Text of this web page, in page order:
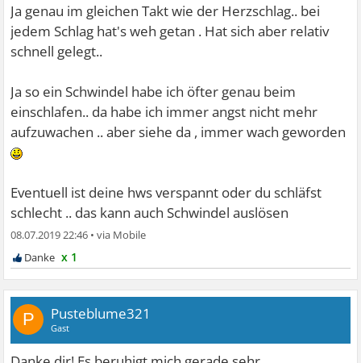
Ja genau im gleichen Takt wie der Herzschlag.. bei
jedem Schlag hat's weh getan . Hat sich aber relativ
schnell gelegt..
Ja so ein Schwindel habe ich öfter genau beim
einschlafen.. da habe ich immer angst nicht mehr
aufzuwachen .. aber siehe da , immer wach geworden
Eventuell ist deine hws verspannt oder du schläfst
schlecht .. das kann auch Schwindel auslösen
08.07.2019 22:46 •
x 1
P Pusteblume321
Gast